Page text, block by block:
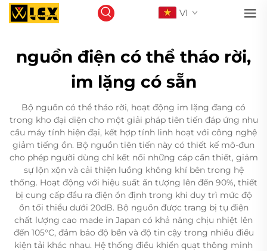
VI
nguồn điện có thể tháo rời,
im lặng có sẵn
Bộ nguồn có thể tháo rời, hoạt động im lặng đang có
trong kho đại diện cho một giải pháp tiên tiến đáp ứng nhu
cầu máy tính hiện đại, kết hợp tính linh hoạt với công nghệ
giảm tiếng ồn. Bộ nguồn tiên tiến này có thiết kế mô-đun
cho phép người dùng chỉ kết nối những cáp cần thiết, giảm
sự lộn xộn và cải thiện luồng không khí bên trong hệ
thống. Hoạt động với hiệu suất ấn tượng lên đến 90%, thiết
bị cung cấp đầu ra điện ổn định trong khi duy trì mức độ
ồn tối thiểu dưới 20dB. Bộ nguồn được trang bị tụ điện
chất lượng cao made in Japan có khả năng chịu nhiệt lên
đến 105°C, đảm bảo độ bền và độ tin cậy trong nhiều điều
kiện tải khác nhau. Hệ thống điều khiển quạt thông minh